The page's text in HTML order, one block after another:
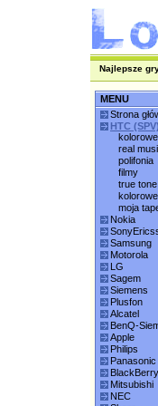
Najlepsze
MENU
Strona
HTC (SPV)
real
polifonia
filmy
true tone
moja
Nokia
Samsung
Motorola
LG
Sagem
Siemens
Plusfon
Alcatel
BenQ-
Apple
Philips
Panasonic
BlackBerry
Mitsubishi
NEC